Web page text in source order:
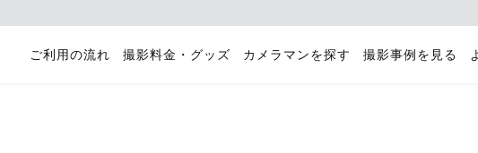
ご利用の流れ 撮影料金・グッズ カメラマンを探す 撮影事例を見る